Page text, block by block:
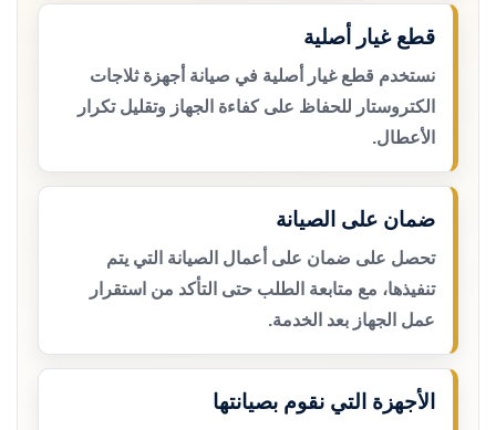
قطع غيار أصلية
نستخدم قطع غيار أصلية في صيانة أجهزة ثلاجات
الكتروستار للحفاظ على كفاءة الجهاز وتقليل تكرار
الأعطال.
ضمان على الصيانة
تحصل على ضمان على أعمال الصيانة التي يتم
تنفيذها، مع متابعة الطلب حتى التأكد من استقرار
عمل الجهاز بعد الخدمة.
الأجهزة التي نقوم بصيانتها